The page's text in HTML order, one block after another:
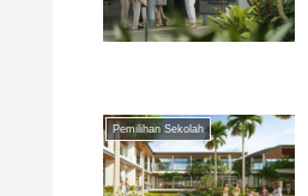
Pemilihan Sekolah